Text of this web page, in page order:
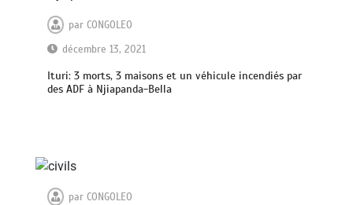
parCONGOLEO
décembre 13, 2021
Ituri: 3 morts, 3 maisons et un véhicule incendiés par
des ADF à Njiapanda-Bella
parCONGOLEO